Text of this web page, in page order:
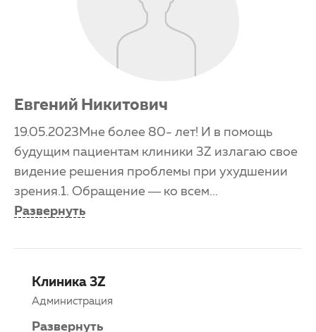
Евгений Никитович
19.05.2023Мне более 80- лет! И в помощь
будущим пациентам клиники 3Z излагаю свое
видение решения проблемы при ухудшении
зрения.1. Обращение — ко всем...
Развернуть
Клиника 3Z
Администрация
Развернуть